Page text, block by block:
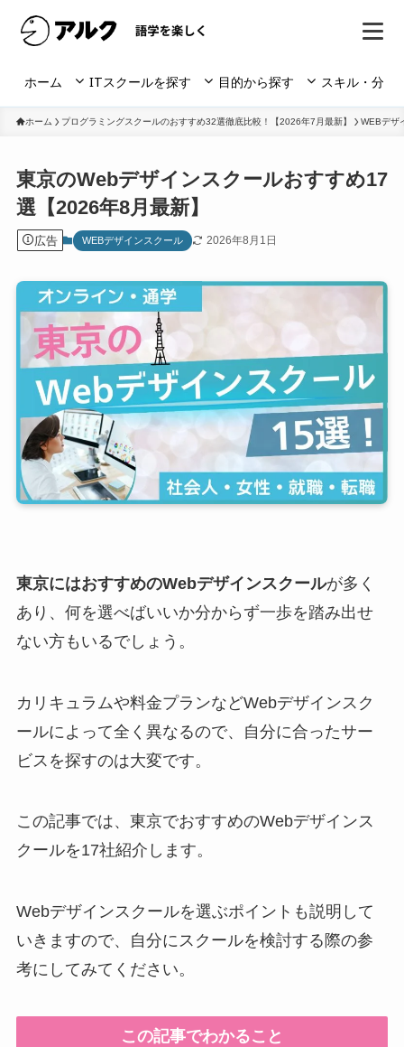
ホーム ITスクールを探す 目的から探す スキル・分野
ホーム プログラミングスクールのおすすめ32選徹底比較！【2026年7月最新】 WEBデザ
東京のWebデザインスクールおすすめ17
選【2026年8月最新】
広告 WEBデザインスクール 2026年8月1日
東京にはおすすめのWebデザインスクールが多く
あり、何を選べばいいか分からず一歩を踏み出せ
ない方もいるでしょう。
カリキュラムや料金プランなどWebデザインスク
ールによって全く異なるので、自分に合ったサー
ビスを探すのは大変です。
この記事では、東京でおすすめのWebデザインス
クールを17社紹介します。
Webデザインスクールを選ぶポイントも説明して
いきますので、自分にスクールを検討する際の参
考にしてみてください。
この記事でわかること